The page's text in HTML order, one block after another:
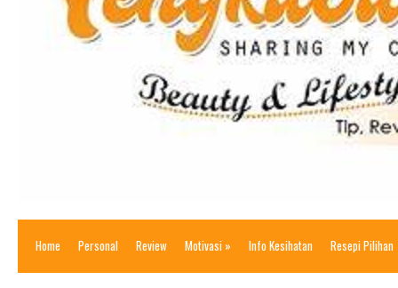
Home Personal Review Motivasi » Info Kesihatan Resepi Pilihan